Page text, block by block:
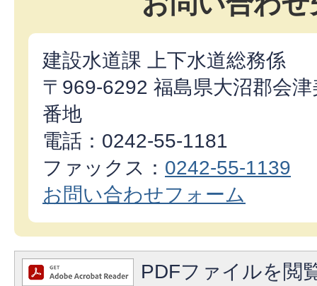
建設水道課 上下水道総務係
〒969-6292 福島県大沼郡会
番地
電話：0242-55‐1181
ファックス： 0242-55-1139
お問い合わせフォーム
PDFファイルを閲